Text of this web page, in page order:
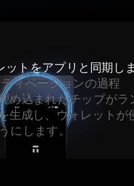
ットをアプリと同期しま
ィベーションの過程
め込まれたチップがラ
生成し、ウォレットが
にします。